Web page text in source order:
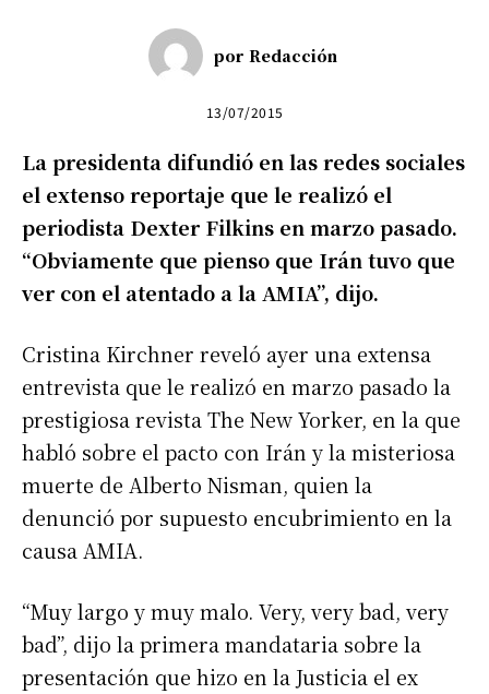
por Redacción
13/07/2015
La presidenta difundió en las redes sociales
el extenso reportaje que le realizó el
periodista Dexter Filkins en marzo pasado.
“Obviamente que pienso que Irán tuvo que
ver con el atentado a la AMIA”, dijo.
Cristina Kirchner reveló ayer una extensa
entrevista que le realizó en marzo pasado la
prestigiosa revista The New Yorker, en la que
habló sobre el pacto con Irán y la misteriosa
muerte de Alberto Nisman, quien la
denunció por supuesto encubrimiento en la
causa AMIA.
“Muy largo y muy malo. Very, very bad, very
bad”, dijo la primera mandataria sobre la
presentación que hizo en la Justicia el ex